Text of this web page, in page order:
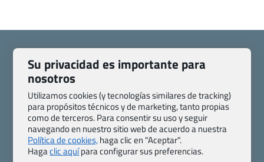
Quienes somos
Contacto
Pasaporte, Visado, Salud y otras disposiciones específicas
Blog de Viajes.com
Registro de agencias
Preguntas frecuentes
Condiciones generales
Política de privacidad y cookies
Transparencia
Su privacidad es importante para
nosotros
Utilizamos cookies (y tecnologías similares de tracking)
para propósitos técnicos y de marketing, tanto propias
como de terceros. Para consentir su uso y seguir
navegando en nuestro sitio web de acuerdo a nuestra
Política de cookies,haga clic en "Aceptar".
Hagaclic aquípara configurar sus preferencias.